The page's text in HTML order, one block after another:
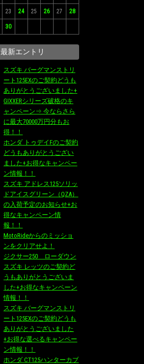
23 24 25 26 27 28
30
最新エントリ
スズキ バーグマンストリ
ート125EXのご契約どうも
ありがとうございました+
GIXXERシリーズ破格のキ
ャンペーン⇒ 今ならさら
に最大70000万円分もお
得！！
ホンダ トゥデイFのご契約
どうもありがとうござい
ました+お得なキャンペー
ン情報！！
スズキ アドレス125ソリッ
ドアイスグリーン（QZA）
の入荷予定のお知らせ+お
得なキャンペーン情
報！！
MotoRideからのミッショ
ンをクリアせよ！
ジクサー250 ローダウン
スズキ レッツのご契約ど
うもありがとうございま
した+お得なキャンペーン
情報！！
スズキ バーグマンストリ
ート125EXのご契約どうも
ありがとうございました
+お得な選べるキャンペー
ン情報！！
ホンダ CT125ハンターカブ